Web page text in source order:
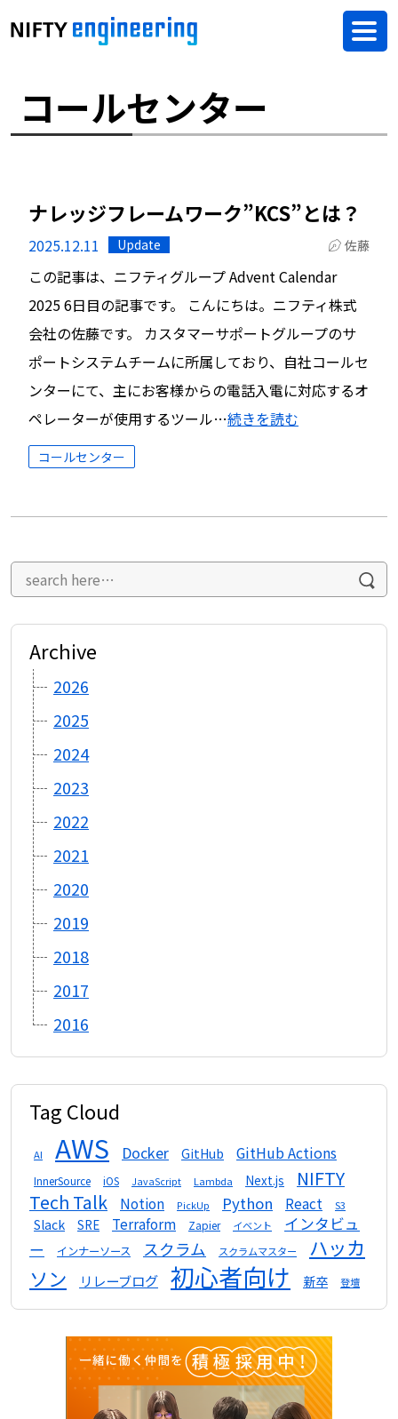
コールセンター
ナレッジフレームワーク”KCS”とは？
2025.12.11 Update 佐藤
この記事は、ニフティグループ Advent Calendar
2025 6日目の記事です。 こんにちは。ニフティ株式
会社の佐藤です。 カスタマーサポートグループのサ
ポートシステムチームに所属しており、自社コールセ
ンターにて、主にお客様からの電話入電に対応するオ
ペレーターが使用するツール…続きを読む
コールセンター
Archive
2026
2025
2024
2023
2022
2021
2020
2019
2018
2017
2016
Tag Cloud
AI AWS Docker GitHub GitHub Actions
InnerSource iOS JavaScript Lambda Next.js
NIFTY
Tech Talk
Notion PickUp Python React S3
Slack SRE Terraform Zapier イベント
インタビュ
ー
インナーソース スクラム スクラムマスター
ハッカ
ソン
リレーブログ 初心者向け 新卒 登壇